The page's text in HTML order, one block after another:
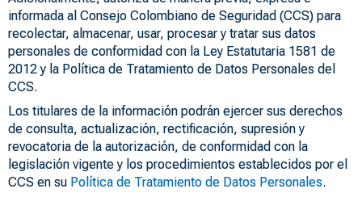
informada al Consejo Colombiano de Seguridad (CCS) para
recolectar, almacenar, usar, procesar y tratar sus datos
personales de conformidad con la Ley Estatutaria 1581 de
2012 y la Política de Tratamiento de Datos Personales del
CCS.
Los titulares de la información podrán ejercer sus derechos
de consulta, actualización, rectificación, supresión y
revocatoria de la autorización, de conformidad con la
legislación vigente y los procedimientos establecidos por el
CCS en su Política de Tratamiento de Datos Personales.